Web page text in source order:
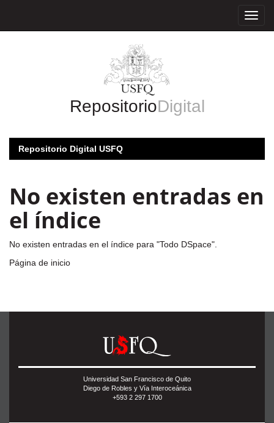
RepositorioDigital
Repositorio Digital USFQ
No existen entradas en
el índice
No existen entradas en el índice para "Todo DSpace".
Página de inicio
Universidad San Francisco de Quito
Diego de Robles y Vía Interoceánica
+593 2 297 1700